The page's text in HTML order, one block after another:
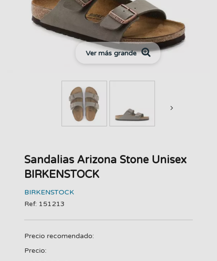
Ver más grande
Sandalias Arizona Stone Unisex
BIRKENSTOCK
BIRKENSTOCK
Ref: 151213
Precio recomendado:
Precio: